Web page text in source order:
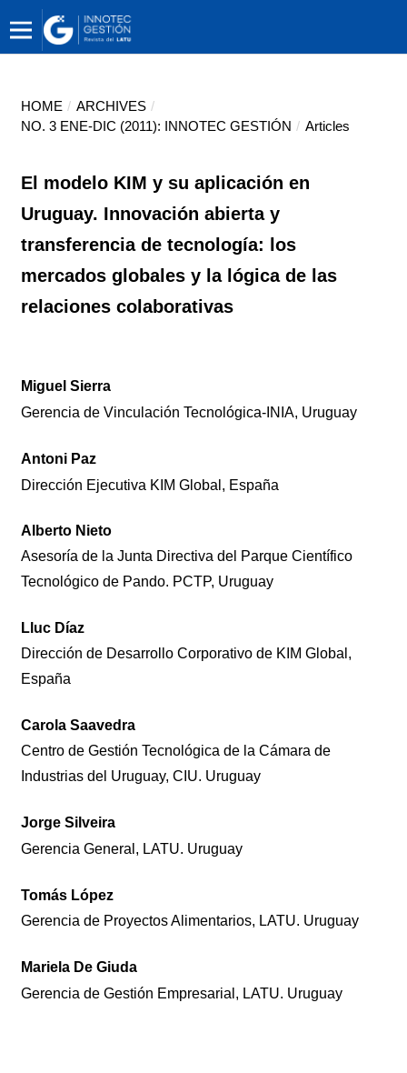
HOME / ARCHIVES /
NO. 3 ENE-DIC (2011): INNOTEC GESTIÓN / Articles
El modelo KIM y su aplicación en
Uruguay. Innovación abierta y
transferencia de tecnología: los
mercados globales y la lógica de las
relaciones colaborativas
Miguel Sierra
Gerencia de Vinculación Tecnológica-INIA, Uruguay
Antoni Paz
Dirección Ejecutiva KIM Global, España
Alberto Nieto
Asesoría de la Junta Directiva del Parque Científico
Tecnológico de Pando. PCTP, Uruguay
Lluc Díaz
Dirección de Desarrollo Corporativo de KIM Global,
España
Carola Saavedra
Centro de Gestión Tecnológica de la Cámara de
Industrias del Uruguay, CIU. Uruguay
Jorge Silveira
Gerencia General, LATU. Uruguay
Tomás López
Gerencia de Proyectos Alimentarios, LATU. Uruguay
Mariela De Giuda
Gerencia de Gestión Empresarial, LATU. Uruguay